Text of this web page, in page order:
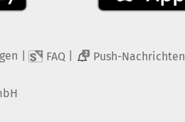
FAQ 2 Push-Nachrichten